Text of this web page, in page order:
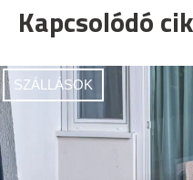
Kapcsolódó
SZÁLLÁSOK